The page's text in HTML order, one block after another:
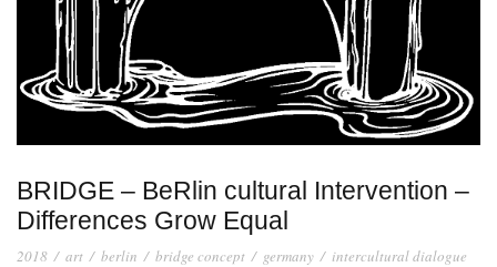
BRIDGE – BeRlin cultural Intervention –
Differences Grow Equal
2018 / art / berlin / bridge concept / germany / intercultural dialogue